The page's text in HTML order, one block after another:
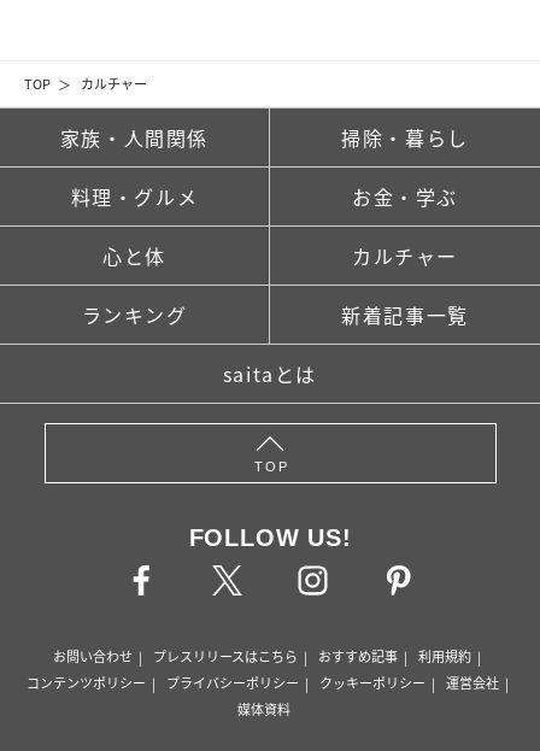
TOP カルチャー
家族・人間関係 掃除・暮らし
料理・グルメ お金・学ぶ
心と体 カルチャー
ランキング 新着記事一覧
saitaとは
TOP
FOLLOW US!
お問い合わせ プレスリリースはこちら おすすめ記事
利用規約
コンテンツポリシー
プライバシーポリシー クッキーポリシー
運営会社
媒体資料